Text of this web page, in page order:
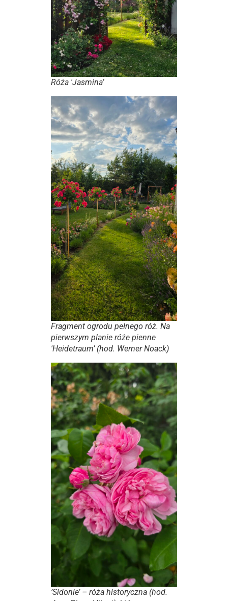
Róża 'Jasmina’
Fragment ogrodu pełnego róż. Na
pierwszym planie róże pienne
'Heidetraum’ (hod. Werner Noack)
’Sidonie’ – róża historyczna (hod.